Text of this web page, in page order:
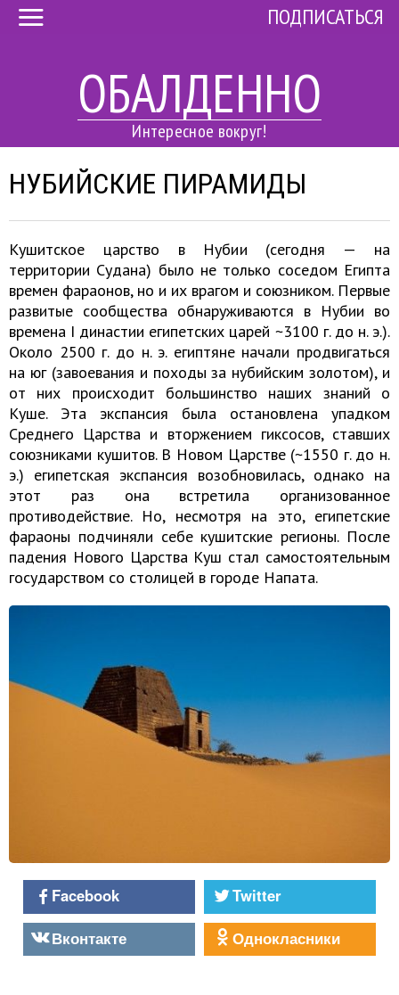
ОБАЛДЕННО
Интересное вокруг!
ПОДПИСАТЬСЯ
НУБИЙСКИЕ ПИРАМИДЫ
Кушитское царство в Нубии (сегодня — на
территории Судана) было не только соседом Египта
времен фараонов, но и их врагом и союзником. Первые
развитые сообщества обнаруживаются в Нубии во
времена I династии египетских царей ~3100 г. до н. э.).
Около 2500 г. до н. э. египтяне начали продвигаться
на юг (завоевания и походы за нубийским золотом), и
от них происходит большинство наших знаний о
Куше. Эта экспансия была остановлена упадком
Среднего Царства и вторжением гиксосов, ставших
союзниками кушитов. В Новом Царстве (~1550 г. до н.
э.) египетская экспансия возобновилась, однако на
этот раз она встретила организованное
противодействие. Но, несмотря на это, египетские
фараоны подчиняли себе кушитские регионы. После
падения Нового Царства Куш стал самостоятельным
государством со столицей в городе Напата.
Facebook
Twitter
Вконтакте
Однокласники